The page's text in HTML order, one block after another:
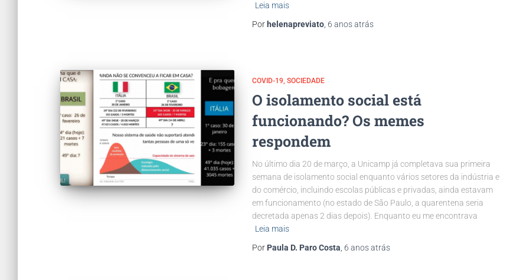
Leia mais
Por helenapreviato 6 anosatrás
COVID-19 SOCIEDADE
O isolamento social está
funcionando? Os memes
respondem
No último dia 20 de março, a Unicamp já completava sua primeira
semana de isolamento social enquanto vários setores da indústria e
do comércio, incluindo escolas públicas e privadas, ainda estavam
em funcionamento (no estado de São Paulo, a quarentena seria
decretada apenas 2 dias depois). Enquanto eu me encontrava
Leia mais
Por Paula D. Paro Costa 6 anosatrás